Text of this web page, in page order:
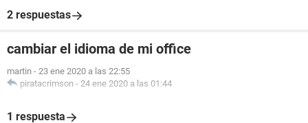
2 respuestas
cambiar el idioma de mi office
martin - 23 ene 2020 a las 22:55
piratacrimson - 24 ene 2020 a las 01:44
1 respuesta